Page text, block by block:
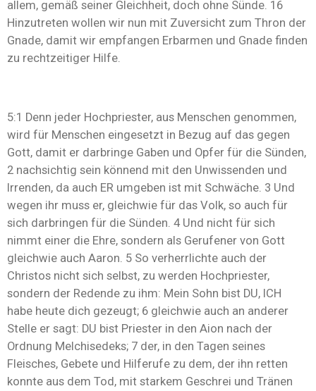
allem, gemäß seiner Gleichheit, doch ohne Sünde. 16
Hinzutreten wollen wir nun mit Zuversicht zum Thron der
Gnade, damit wir empfangen Erbarmen und Gnade finden
zu rechtzeitiger Hilfe.
5:1 Denn jeder Hochpriester, aus Menschen genommen,
wird für Menschen eingesetzt in Bezug auf das gegen
Gott, damit er darbringe Gaben und Opfer für die Sünden,
2 nachsichtig sein könnend mit den Unwissenden und
Irrenden, da auch ER umgeben ist mit Schwäche. 3 Und
wegen ihr muss er, gleichwie für das Volk, so auch für
sich darbringen für die Sünden. 4 Und nicht für sich
nimmt einer die Ehre, sondern als Gerufener von Gott
gleichwie auch Aaron. 5 So verherrlichte auch der
Christos nicht sich selbst, zu werden Hochpriester,
sondern der Redende zu ihm: Mein Sohn bist DU, ICH
habe heute dich gezeugt; 6 gleichwie auch an anderer
Stelle er sagt: DU bist Priester in den Aion nach der
Ordnung Melchisedeks; 7 der, in den Tagen seines
Fleisches, Gebete und Hilferufe zu dem, der ihn retten
konnte aus dem Tod, mit starkem Geschrei und Tränen